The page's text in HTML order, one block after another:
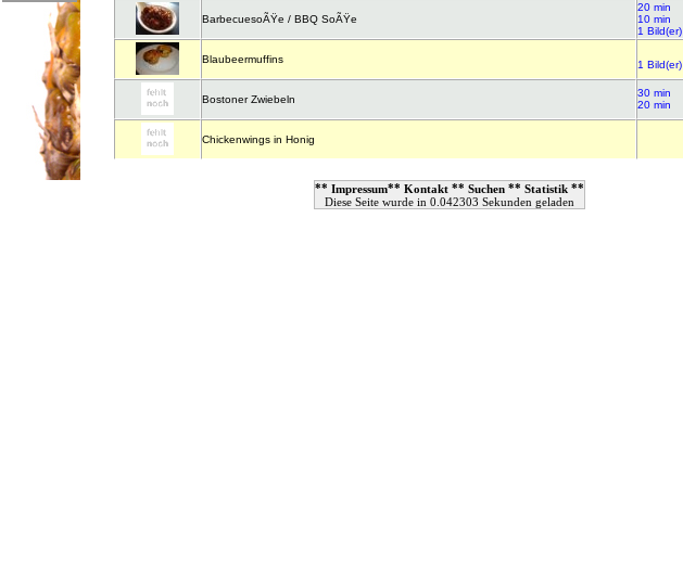
BarbecuesoÃŸe / BBQ SoÃŸe
20 min
10 min
1 Bild(er)
Blaubeermuffins 1 Bild(er)
Bostoner Zwiebeln
30 min
20 min
Chickenwings in Honig
** Impressum** Kontakt ** Suchen ** Statistik **
Diese Seite wurde in 0.042303 Sekunden geladen